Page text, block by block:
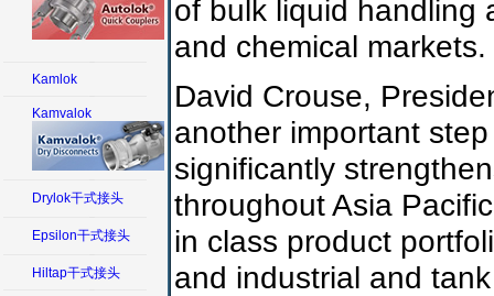
Kamlok
Kamvalok
Drylok干式接头
Epsilon干式接头
Hiltap干式接头
of bulk liquid handling
and chemical markets.
David Crouse,
another important
significantly
throughout Asia
in class product
and industrial and